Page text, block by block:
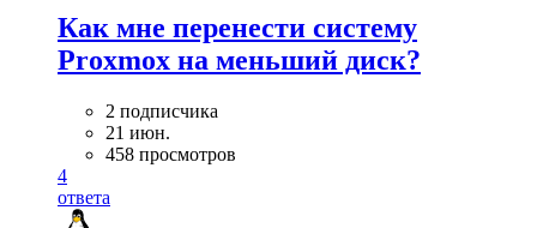
Как мне перенести систему
Proxmox на меньший диск?
2 подписчика
21 июн.
458 просмотров
4
ответа